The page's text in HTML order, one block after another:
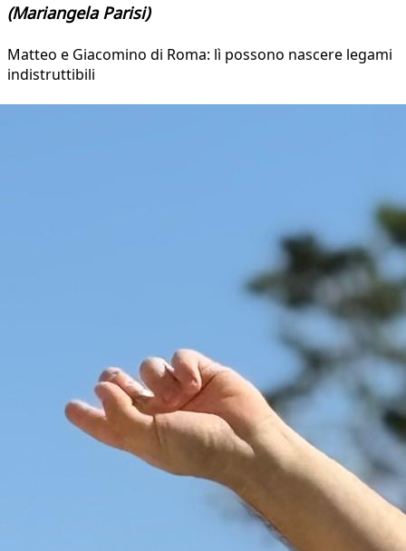
(Mariangela Parisi)
Matteo e Giacomino di Roma: lì possono nascere legami
indistruttibili